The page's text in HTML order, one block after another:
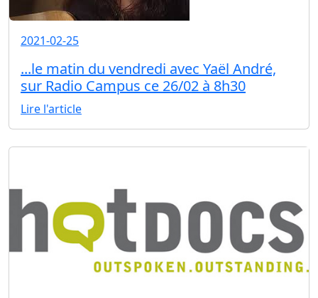
2021-02-25
...le matin du vendredi avec Yaël André,
sur Radio Campus ce 26/02 à 8h30
Lire l'article